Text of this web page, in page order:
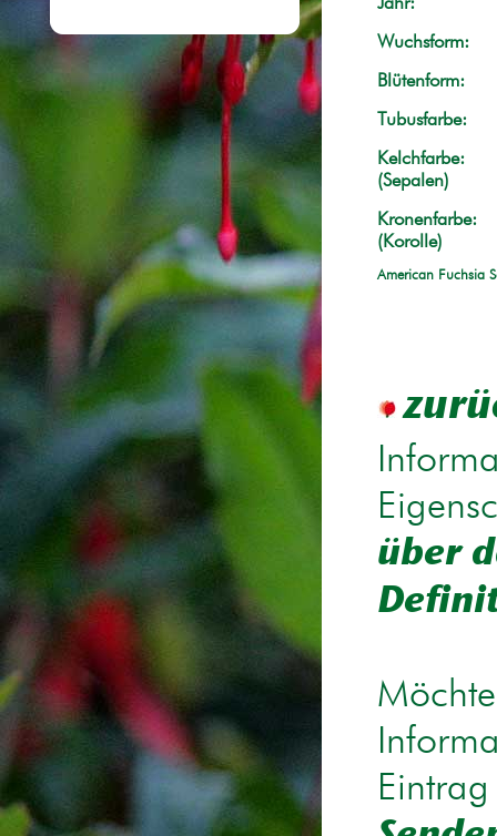
Jahr:
Wuchsform:
Blütenform:
Tubusfarbe:
Kelchfarbe:
(Sepalen)
Kronenfarbe:
(Korolle)
American Fuchsia
über